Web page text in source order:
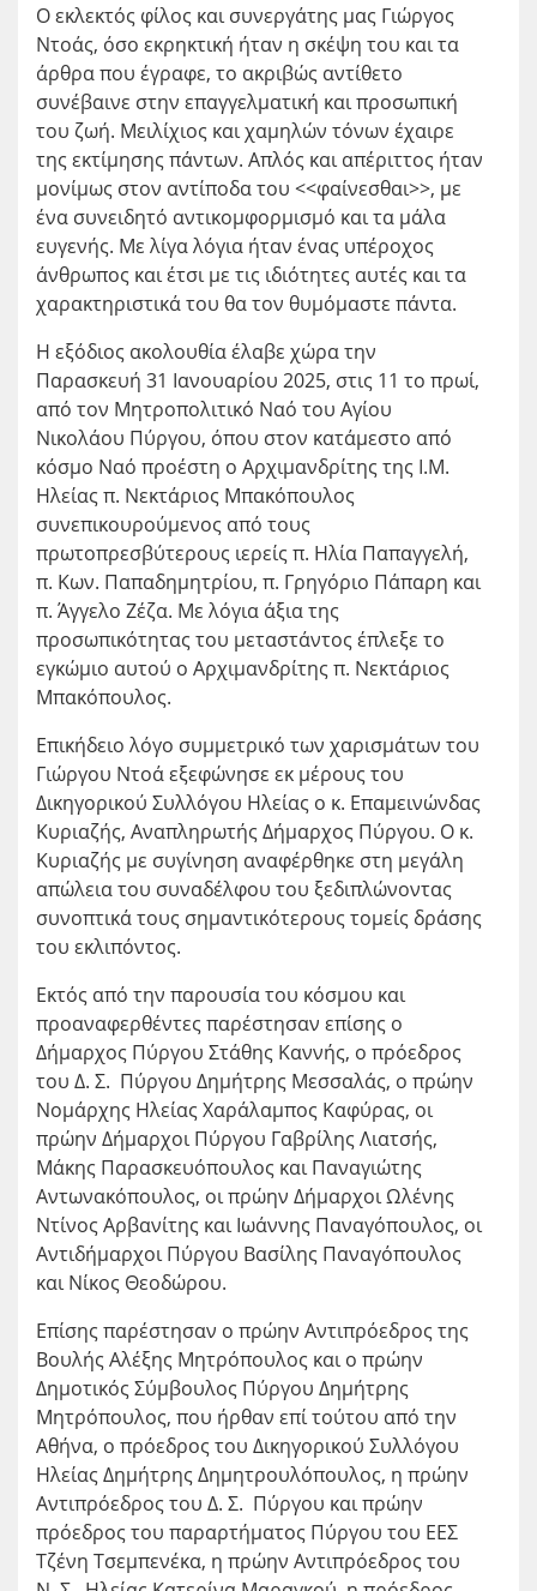
Ο εκλεκτός φίλος και συνεργάτης μας Γιώργος
Ντοάς, όσο εκρηκτική ήταν η σκέψη του και τα
άρθρα που έγραφε, το ακριβώς αντίθετο
συνέβαινε στην επαγγελματική και προσωπική
του ζωή. Μειλίχιος και χαμηλών τόνων έχαιρε
της εκτίμησης πάντων. Απλός και απέριττος ήταν
μονίμως στον αντίποδα του <<φαίνεσθαι>>, με
ένα συνειδητό αντικομφορμισμό και τα μάλα
ευγενής. Με λίγα λόγια ήταν ένας υπέροχος
άνθρωπος και έτσι με τις ιδιότητες αυτές και τα
χαρακτηριστικά του θα τον θυμόμαστε πάντα.
Η εξόδιος ακολουθία έλαβε χώρα την
Παρασκευή 31 Ιανουαρίου 2025, στις 11 το πρωί,
από τον Μητροπολιτικό Ναό του Αγίου
Νικολάου Πύργου, όπου στον κατάμεστο από
κόσμο Ναό προέστη ο Αρχιμανδρίτης της Ι.Μ.
Ηλείας π. Νεκτάριος Μπακόπουλος
συνεπικουρούμενος από τους
πρωτοπρεσβύτερους ιερείς π. Ηλία Παπαγγελή,
π. Κων. Παπαδημητρίου, π. Γρηγόριο Πάπαρη και
π. Άγγελο Ζέζα. Με λόγια άξια της
προσωπικότητας του μεταστάντος έπλεξε το
εγκώμιο αυτού ο Αρχιμανδρίτης π. Νεκτάριος
Μπακόπουλος.
Επικήδειο λόγο συμμετρικό των χαρισμάτων του
Γιώργου Ντοά εξεφώνησε εκ μέρους του
Δικηγορικού Συλλόγου Ηλείας ο κ. Επαμεινώνδας
Κυριαζής, Αναπληρωτής Δήμαρχος Πύργου. Ο κ.
Κυριαζής με συγίνηση αναφέρθηκε στη μεγάλη
απώλεια του συναδέλφου του ξεδιπλώνοντας
συνοπτικά τους σημαντικότερους τομείς δράσης
του εκλιπόντος.
Εκτός από την παρουσία του κόσμου και
προαναφερθέντες παρέστησαν επίσης ο
Δήμαρχος Πύργου Στάθης Καννής, ο πρόεδρος
του Δ. Σ. Πύργου Δημήτρης Μεσσαλάς, ο πρώην
Νομάρχης Ηλείας Χαράλαμπος Καφύρας, οι
πρώην Δήμαρχοι Πύργου Γαβρίλης Λιατσής,
Μάκης Παρασκευόπουλος και Παναγιώτης
Αντωνακόπουλος, οι πρώην Δήμαρχοι Ωλένης
Ντίνος Αρβανίτης και Ιωάννης Παναγόπουλος, οι
Αντιδήμαρχοι Πύργου Βασίλης Παναγόπουλος
και Νίκος Θεοδώρου.
Επίσης παρέστησαν ο πρώην Αντιπρόεδρος της
Βουλής Αλέξης Μητρόπουλος και ο πρώην
Δημοτικός Σύμβουλος Πύργου Δημήτρης
Μητρόπουλος, που ήρθαν επί τούτου από την
Αθήνα, ο πρόεδρος του Δικηγορικού Συλλόγου
Ηλείας Δημήτρης Δημητρουλόπουλος, η πρώην
Αντιπρόεδρος του Δ. Σ. Πύργου και πρώην
πρόεδρος του παραρτήματος Πύργου του ΕΕΣ
Τζένη Τσεμπενέκα, η πρώην Αντιπρόεδρος του